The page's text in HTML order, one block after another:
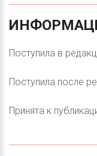
Поступила в
Поступила после
Принята к